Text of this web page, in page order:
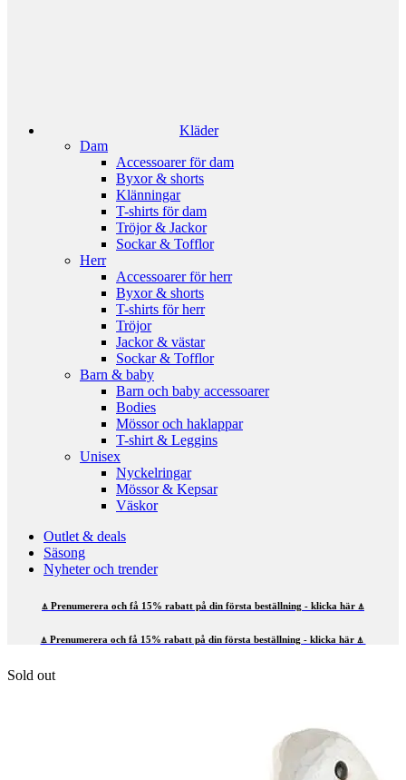
Kläder
Dam
Accessoarer för dam
Byxor & shorts
Klänningar
T-shirts för dam
Tröjor & Jackor
Sockar & Tofflor
Herr
Accessoarer för herr
Byxor & shorts
T-shirts för herr
Tröjor
Jackor & västar
Sockar & Tofflor
Barn & baby
Barn och baby accessoarer
Bodies
Mössor och haklappar
T-shirt & Leggins
Unisex
Nyckelringar
Mössor & Kepsar
Väskor
Outlet & deals
Säsong
Nyheter och trender
⍋ Prenumerera och få 15% rabatt på din första beställning - klicka här ⍋
⍋ Prenumerera och få 15% rabatt på din första beställning - klicka här ⍋
Sold out